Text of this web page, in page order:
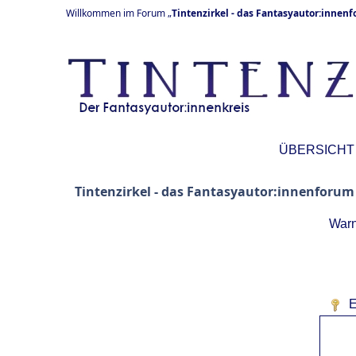
Willkommen im Forum „Tintenzirkel - das
ÜBERSICHT
Tintenzirkel - das Fantasyautor:innenforum